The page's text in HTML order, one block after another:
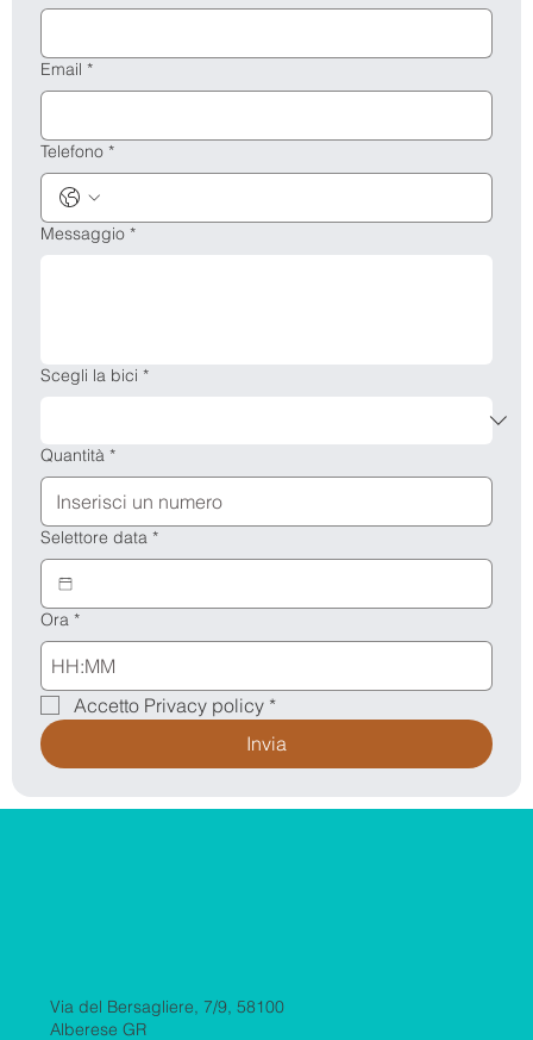
Email *
Telefono *
Messaggio *
Scegli la bici *
Quantità *
Selettore data *
Ora *
:
Accetto Privacy policy *
Invia
Via del Bersagliere, 7/9, 58100
Alberese GR